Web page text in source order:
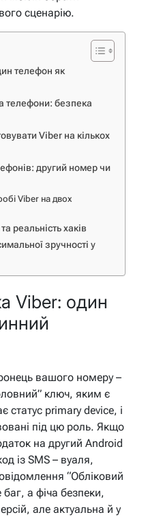
сценарію.
телефон як
телефони: безпека
Viber на кількох
другий номер чи
Viber на двох
реальність хаків
зручності у
Viber: один
вашого номеру –
ключ, яким є
primary device, і
під цю роль. Якщо
на другий Android
із SMS – вуаля,
“Обліковий
а фічa безпеки,
але актуальна й у